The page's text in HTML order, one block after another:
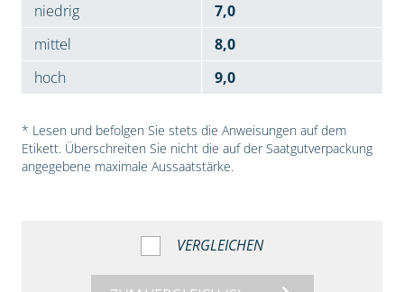
niedrig
7,0
mittel
8,0
hoch
9,0
* Lesen und befolgen Sie stets die Anweisungen auf dem
Etikett. Überschreiten Sie nicht die auf der Saatgutverpackung
angegebene maximale Aussaatstärke.
VERGLEICHEN